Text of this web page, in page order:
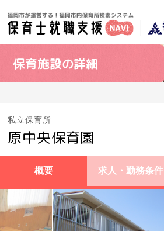
保育施設の詳細
私立保育所
原中央保育園
概要 求人・勤務条件